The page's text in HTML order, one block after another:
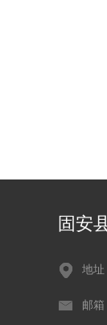
固安
地址
邮箱